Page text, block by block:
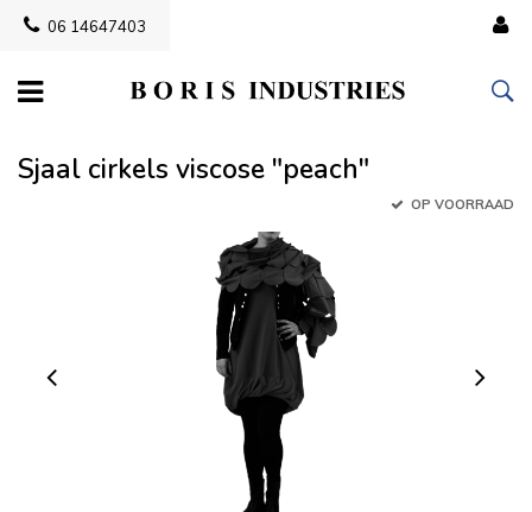
06 14647403
Sjaal cirkels viscose "peach"
OP VOORRAAD